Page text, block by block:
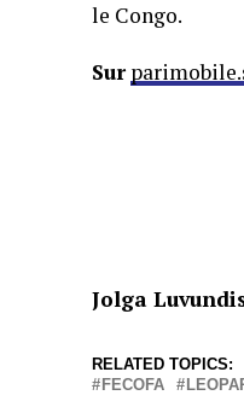
le Congo.
Sur
Jolga
RELATED TOPICS:
FECOFA